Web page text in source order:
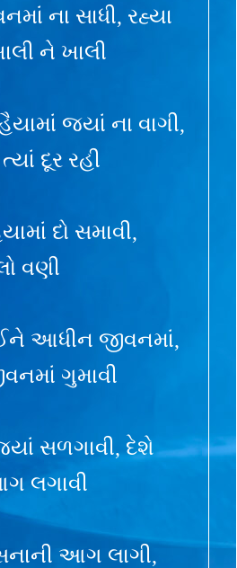
ના સાધી, રહ્યા
ને ખાલી
જ્યાં ના વાગી,
દૂર રહી
દો સમાવી,
વણી
આધીન જીવનમાં,
ગુમાવી
સળગાવી, દેશે
લગાવી
આગ લાગી,